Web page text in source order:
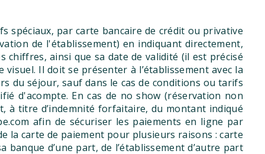
spéciaux, par carte bancaire de crédit ou privative
de l'établissement) en indiquant directement,
chiffres, ainsi que sa date de validité (il est précisé
Il doit se présenter à l’établissement avec la
du séjour, sauf dans le cas de conditions ou tarifs
d'acompte. En cas de no show (réservation non
à titre d’indemnité forfaitaire, du montant indiqué
afin de sécuriser les paiements en ligne par
la carte de paiement pour plusieurs raisons : carte
d’une part, de l’établissement d’autre part